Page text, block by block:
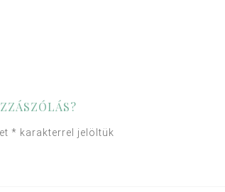
* karakterrel jelöltük